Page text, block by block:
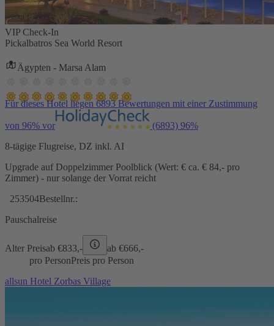
VIP Check-In
Pickalbatros Sea World Resort
Ägypten - Marsa Alam
Für dieses Hotel liegen 6893 Bewertungen mit einer Zustimmung
von 96% vor (6893) 96%
8-tägige Flugreise, DZ inkl. AI
Upgrade auf Doppelzimmer Poolblick (Wert: € ca. € 84,- pro
Zimmer) - nur solange der Vorrat reicht
253504Bestellnr.:
Pauschalreise
Alter Preisab €833,- ab €666,-
pro PersonPreis pro Person
allsun Hotel Zorbas Village